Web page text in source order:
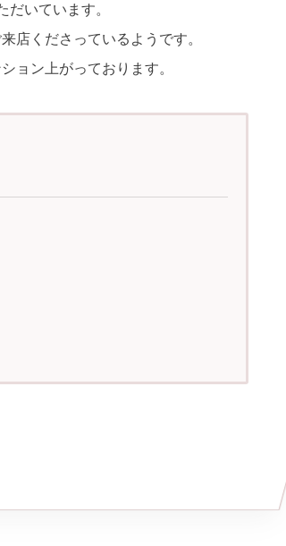
いています。
店くださっているようです。
ョン上がっております。